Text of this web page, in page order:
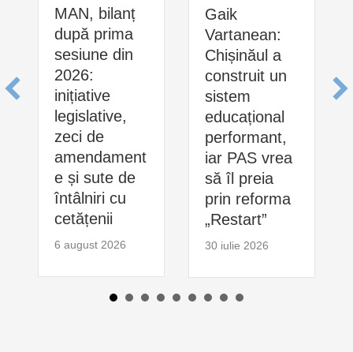
MAN, bilanț
după prima
sesiune din
2026:
inițiative
legislative,
zeci de
amendament
e și sute de
întâlniri cu
cetățenii
6 august 2026
Gaik
Vartanean:
Chișinăul a
construit un
sistem
educațional
performant,
iar PAS vrea
să îl preia
prin reforma
„Restart”
30 iulie 2026